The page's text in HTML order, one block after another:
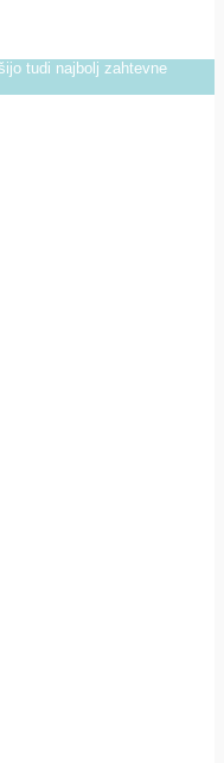
tudi najbolj zahtevne